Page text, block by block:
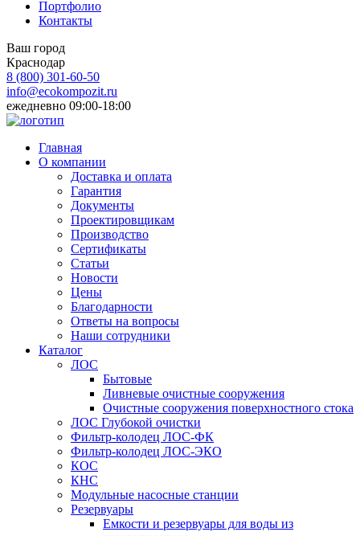
Портфолио
Контакты
Ваш город
Краснодар
8 (800) 301-60-50
info@ecokompozit.ru
ежедневно 09:00-18:00
Главная
О компании
Доставка и оплата
Гарантия
Документы
Проектировщикам
Производство
Сертификаты
Статьи
Новости
Цены
Благодарности
Ответы на вопросы
Наши сотрудники
Каталог
ЛОС
Бытовые
Ливневые очистные сооружения
Очистные сооружения поверхностного стока
ЛОС Глубокой очистки
Фильтр-колодец ЛОС-ФК
Фильтр-колодец ЛОС-ЭКО
КОС
КНС
Модульные насосные станции
Резервуары
Емкости и резервуары для воды из